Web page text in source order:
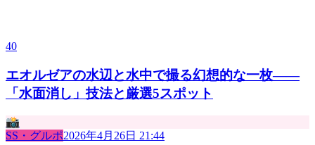
40
エオルゼアの水辺と水中で撮る幻想的な一枚——
「水面消し」技法と厳選5スポット
📸
SS・グルポ2026年4月26日 21:44